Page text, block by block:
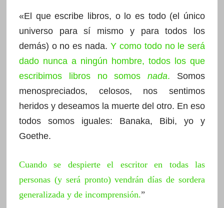
«El que escribe libros, o lo es todo (el único
universo para sí mismo y para todos los
demás) o no es nada. Y como todo no le será
dado nunca a ningún hombre, todos los que
escribimos libros no somosnada. Somos
menospreciados, celosos, nos sentimos
heridos y deseamos la muerte del otro. En eso
todos somos iguales: Banaka, Bibi, yo y
Goethe.
Cuando se despierte el escritor en todas las
personas (y será pronto) vendrán días de sordera
generalizada y de incomprensión.”